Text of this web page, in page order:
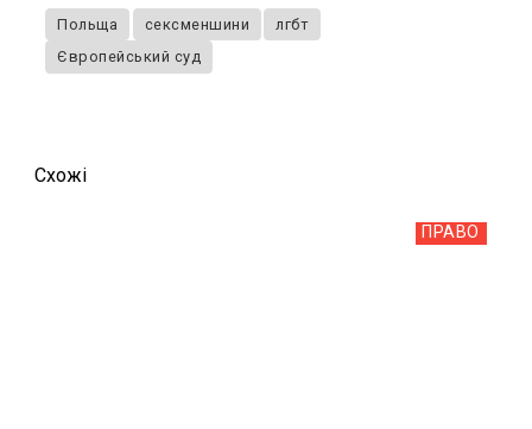
Польща сексменшини
лгбт
Європейський суд
Схожi
ПРАВО